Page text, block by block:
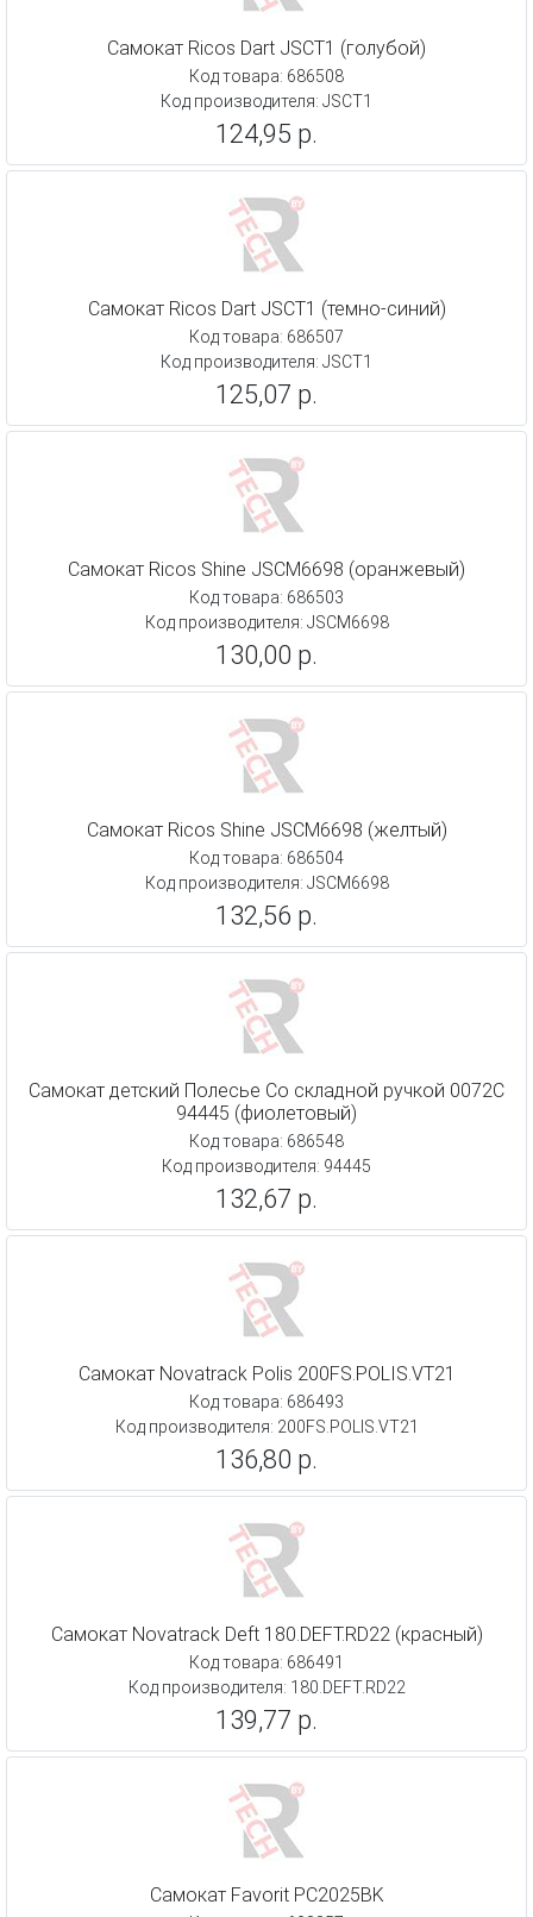
Самокат Ricos Dart JSCT1 (голубой)
Код товара: 686508
Код производителя: JSCT1
124,95 р.
Самокат Ricos Dart JSCT1 (темно-синий)
Код товара: 686507
Код производителя: JSCT1
125,07 р.
Самокат Ricos Shine JSCM6698 (оранжевый)
Код товара: 686503
Код производителя: JSCM6698
130,00 р.
Самокат Ricos Shine JSCM6698 (желтый)
Код товара: 686504
Код производителя: JSCM6698
132,56 р.
Самокат детский Полесье Со складной ручкой 0072C
94445 (фиолетовый)
Код товара: 686548
Код производителя: 94445
132,67 р.
Самокат Novatrack Polis 200FS.POLIS.VT21
Код товара: 686493
Код производителя: 200FS.POLIS.VT21
136,80 р.
Самокат Novatrack Deft 180.DEFT.RD22 (красный)
Код товара: 686491
Код производителя: 180.DEFT.RD22
139,77 р.
Самокат Favorit PC2025BK